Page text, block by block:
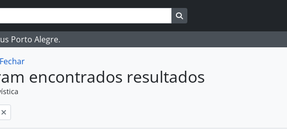
Busque na página de navegação
Porto Alegre.
Fechar
encontrados resultados